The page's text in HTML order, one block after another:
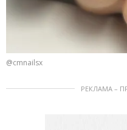
@cmnailsx
РЕКЛАМА –